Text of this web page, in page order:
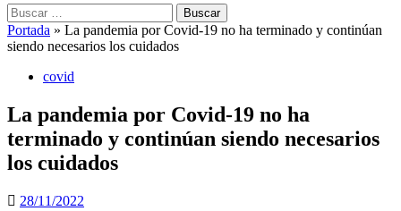
Buscar:
Portada » La pandemia por Covid-19 no ha terminado y continúan
siendo necesarios los cuidados
covid
La pandemia por Covid-19 no ha
terminado y continúan siendo necesarios
los cuidados
28/11/2022